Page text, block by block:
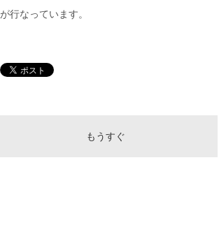
が行なっています。
もうすぐ